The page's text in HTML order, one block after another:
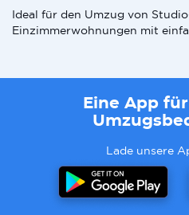
Ideal für den Umzug von
Einzimmerwohnungen mit
Eine App
Lade unsere